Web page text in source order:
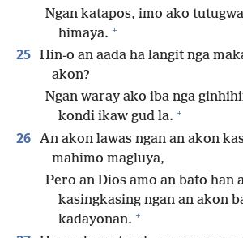
Ngan katapos, imo ako
himaya. +
25 Hin-o an aada ha langit nga
akon?
Ngan waray ako iba nga
kondi ikaw gud la. +
26 An akon lawas ngan an akon
mahimo magluya,
Pero an Dios amo an bato han
kasingkasing ngan an akon
kadayonan. +